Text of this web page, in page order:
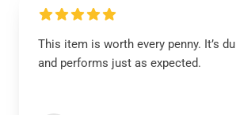
This item is worth every penny. It’s
and performs just as expected.